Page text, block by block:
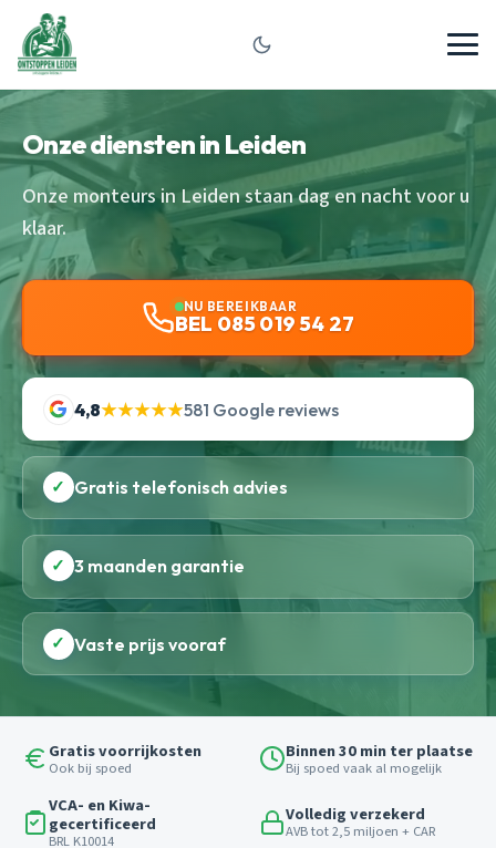
Onze diensten in Leiden
Onze monteurs in Leiden staan dag en nacht voor u
klaar.
NU BEREIKBAAR
BEL 085 019 54 27
4,8★★★★★581 Google reviews
✓ Gratis telefonisch advies
✓ 3 maanden garantie
✓ Vaste prijs vooraf
Gratis voorrijkosten
Ook bij spoed
Binnen 30 min ter plaatse
Bij spoed vaak al mogelijk
VCA- en Kiwa-
gecertificeerd
BRL K10014
Volledig verzekerd
AVB tot 2,5 miljoen + CAR